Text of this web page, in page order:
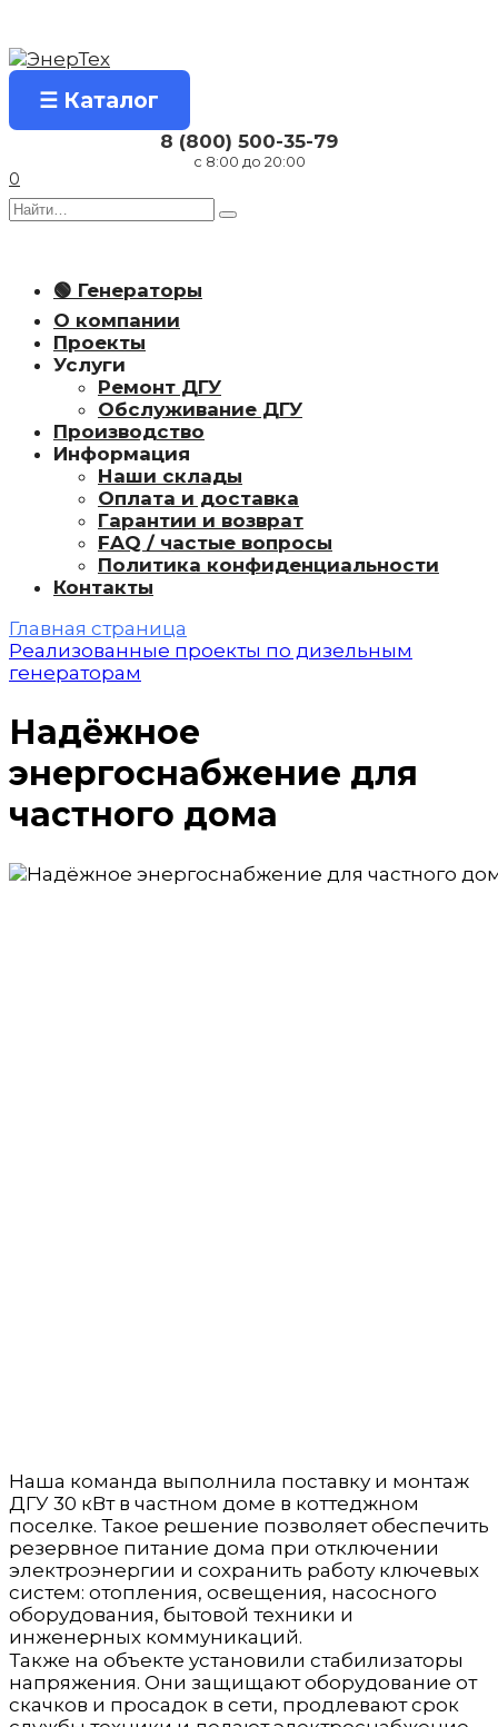
содержанию
☰ Каталог
8 (800) 500-35-79
с 8:00 до 20:00
0
Search
🟢 Генераторы
О компании
Проекты
Услуги
Ремонт ДГУ
Обслуживание ДГУ
Производство
Информация
Наши склады
Оплата и доставка
Гарантии и возврат
FAQ / частые вопросы
Политика конфиденциальности
Контакты
Главная страница
Реализованные проекты по дизельным
генераторам
Надёжное
энергоснабжение для
частного дома
Наша команда выполнила поставку и монтаж
ДГУ 30 кВт в частном доме в коттеджном
поселке. Такое решение позволяет обеспечить
резервное питание дома при отключении
электроэнергии и сохранить работу ключевых
систем: отопления, освещения, насосного
оборудования, бытовой техники и
инженерных коммуникаций.
Также на объекте установили стабилизаторы
напряжения. Они защищают оборудование от
скачков и просадок в сети, продлевают срок